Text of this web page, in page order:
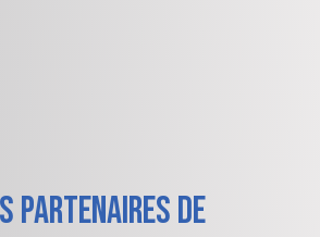
partenaires de